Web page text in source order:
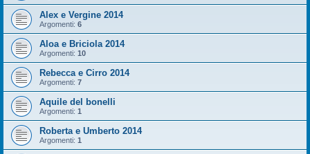
Alex e Vergine 2014
Argomenti: 6
Aloa e Briciola 2014
Argomenti: 10
Rebecca e Cirro 2014
Argomenti: 7
Aquile del bonelli
Argomenti: 1
Roberta e Umberto 2014
Argomenti: 1